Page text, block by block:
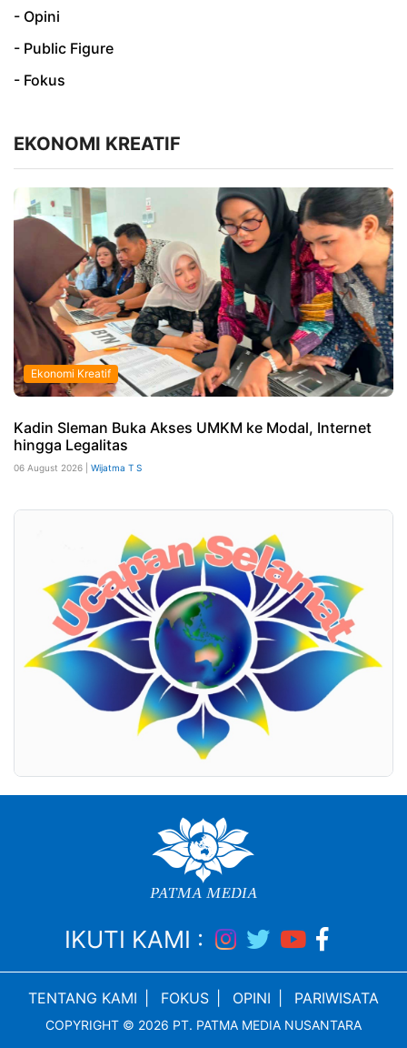
- Opini
- Public Figure
- Fokus
EKONOMI KREATIF
Ekonomi Kreatif
Kadin Sleman Buka Akses UMKM ke Modal, Internet
hingga Legalitas
06 August 2026 | Wijatma T S
IKUTI KAMI :
TENTANG KAMI FOKUS OPINI PARIWISATA
COPYRIGHT © 2026 PT. PATMA MEDIA NUSANTARA